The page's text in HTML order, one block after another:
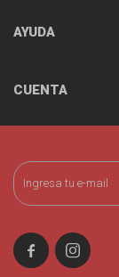
 
AYUDA
CUENTA